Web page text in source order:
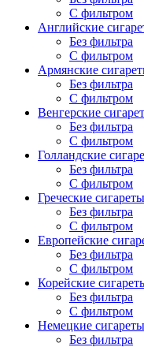
С фильтром
Английские
Без фильтра
С фильтром
Армянские
Без фильтра
С фильтром
Венгерские
Без фильтра
С фильтром
Голландские
Без фильтра
С фильтром
Греческие сигареты
Без фильтра
С фильтром
Европейские
Без фильтра
С фильтром
Корейские
Без фильтра
С фильтром
Немецкие сигареты
Без фильтра